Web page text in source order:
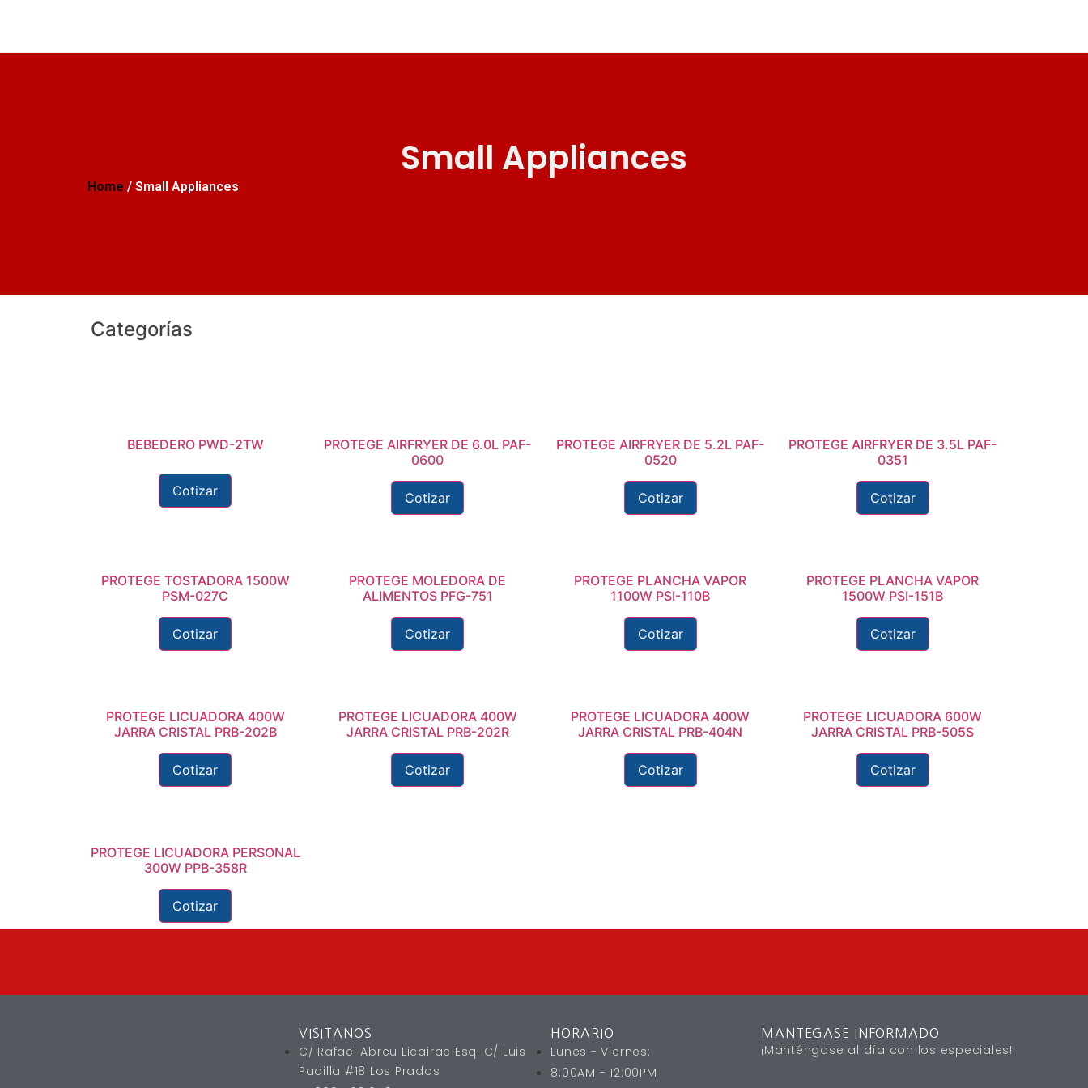
Small Appliances
Home / Small Appliances
Categorías
BEBEDERO PWD-2TW
Cotizar
PROTEGE AIRFRYER DE 6.0L PAF-
0600
Cotizar
PROTEGE AIRFRYER DE 5.2L PAF-
0520
Cotizar
PROTEGE AIRFRYER DE 3.5L PAF-
0351
Cotizar
PROTEGE TOSTADORA 1500W
PSM-027C
Cotizar
PROTEGE MOLEDORA DE
ALIMENTOS PFG-751
Cotizar
PROTEGE PLANCHA VAPOR
1100W PSI-110B
Cotizar
PROTEGE PLANCHA VAPOR
1500W PSI-151B
Cotizar
PROTEGE LICUADORA 400W
JARRA CRISTAL PRB-202B
Cotizar
PROTEGE LICUADORA 400W
JARRA CRISTAL PRB-202R
Cotizar
PROTEGE LICUADORA 400W
JARRA CRISTAL PRB-404N
Cotizar
PROTEGE LICUADORA 600W
JARRA CRISTAL PRB-505S
Cotizar
PROTEGE LICUADORA PERSONAL
300W PPB-358R
Cotizar
VISITANOS
C/ Rafael Abreu Licairac Esq. C/ Luis
Padilla #18 Los Prados
HORARIO
Lunes - Viernes:
8:00AM - 12:00PM
MANTEGASE INFORMADO
¡Manténgase al día con los especiales!